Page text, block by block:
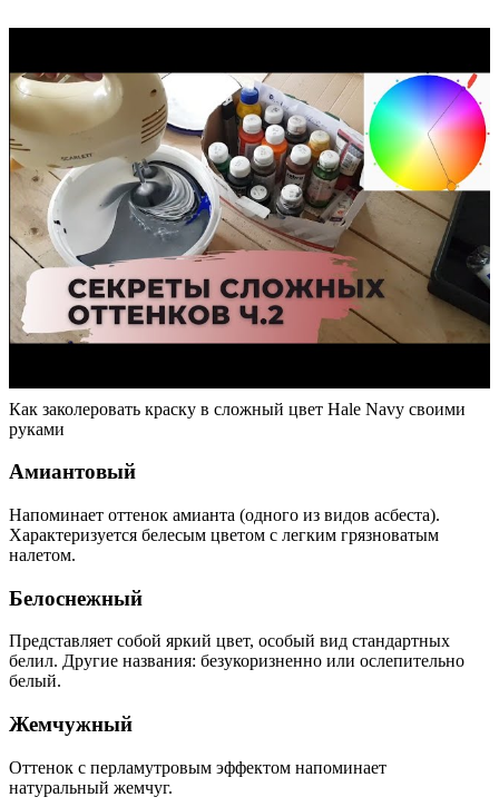
Как заколеровать краску в сложный цвет Hale Navy своими
руками
Амиантовый
Напоминает оттенок амианта (одного из видов асбеста).
Характеризуется белесым цветом с легким грязноватым
налетом.
Белоснежный
Представляет собой яркий цвет, особый вид стандартных
белил. Другие названия: безукоризненно или ослепительно
белый.
Жемчужный
Оттенок с перламутровым эффектом напоминает
натуральный жемчуг.